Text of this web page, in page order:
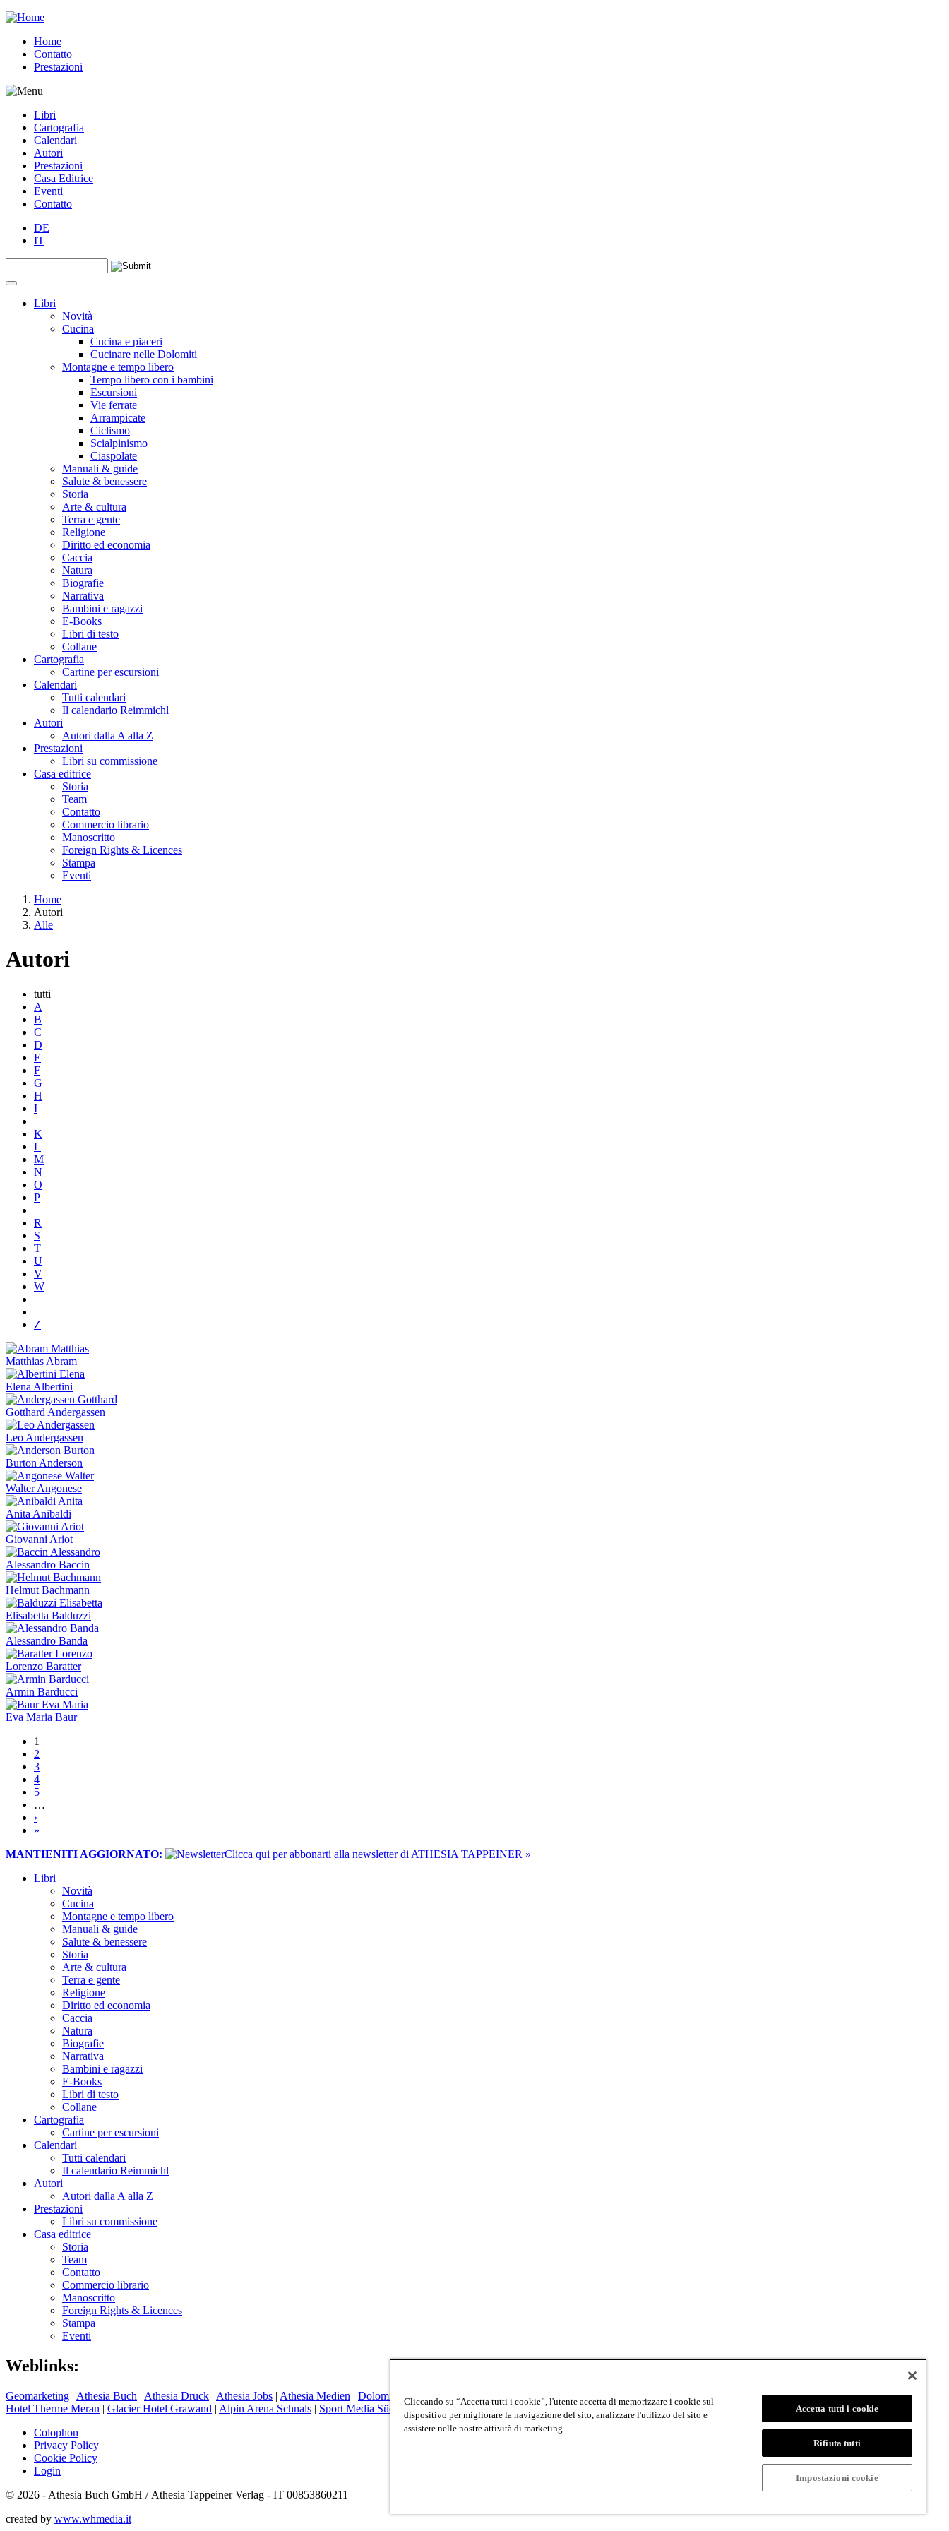
Jump to navigation
Home
Contatto
Prestazioni
Libri
Cartografia
Calendari
Autori
Prestazioni
Casa Editrice
Eventi
Contatto
DE
IT
Form di ricerca
Libri
Novità
Cucina
Cucina e piaceri
Cucinare nelle Dolomiti
Montagne e tempo libero
Tempo libero con i bambini
Escursioni
Vie ferrate
Arrampicate
Ciclismo
Scialpinismo
Ciaspolate
Manuali & guide
Salute & benessere
Storia
Arte & cultura
Terra e gente
Religione
Diritto ed economia
Caccia
Natura
Biografie
Narrativa
Bambini e ragazzi
E-Books
Libri di testo
Collane
Cartografia
Cartine per escursioni
Calendari
Tutti calendari
Il calendario Reimmichl
Autori
Autori dalla A alla Z
Prestazioni
Libri su commissione
Casa editrice
Storia
Team
Contatto
Commercio librario
Manoscritto
Foreign Rights & Licences
Stampa
Eventi
Tu sei qui
Home
Autori
Alle
Autori
tutti
A
B
C
D
E
F
G
H
I
K
L
M
N
O
P
R
S
T
U
V
W
Z
Matthias Abram
Elena Albertini
Gotthard Andergassen
Leo Andergassen
Burton Anderson
Walter Angonese
Anita Anibaldi
Giovanni Ariot
Alessandro Baccin
Helmut Bachmann
Elisabetta Balduzzi
Alessandro Banda
Lorenzo Baratter
Armin Barducci
Eva Maria Baur
Pagine
1
2
3
4
5
…
›
»
MANTIENITI AGGIORNATO:
​Clicca qui per abbonarti alla newsletter di ATHESIA TAPPEINER »
Libri
Novità
Cucina
Montagne e tempo libero
Manuali & guide
Salute & benessere
Storia
Arte & cultura
Terra e gente
Religione
Diritto ed economia
Caccia
Natura
Biografie
Narrativa
Bambini e ragazzi
E-Books
Libri di testo
Collane
Cartografia
Cartine per escursioni
Calendari
Tutti calendari
Il calendario Reimmichl
Autori
Autori dalla A alla Z
Prestazioni
Libri su commissione
Casa editrice
Storia
Team
Contatto
Commercio librario
Manoscritto
Foreign Rights & Licences
Stampa
Eventi
Weblinks:
Geomarketing | Athesia Buch | Athesia Druck | Athesia Jobs | Athesia Medien | Dolomiten |Dolomiten Markt Zett Quimedia Alpina Tourdolomit Sentres Firstavenue |Cippy|Grafus|Loeff Sytem
Hotel Therme Meran | Glacier Hotel Grawand | Alpin Arena Schnals | Sport Media Südtirol
Colophon
Privacy Policy
Cookie Policy
Login
© 2026 - Athesia Buch GmbH / Athesia Tappeiner Verlag - IT 00853860211
created by www.whmedia.it
Cliccando su “Accetta tutti i cookie”, l'utente accetta di memorizzare i cookie sul
dispositivo per migliorare la navigazione del sito, analizzare l'utilizzo del sito e
assistere nelle nostre attività di marketing.
Accetta tutti i cookie
Rifiuta tutti
Impostazioni cookie